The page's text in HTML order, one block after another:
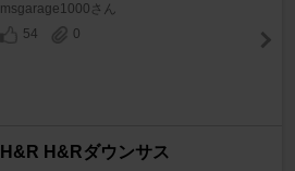
msgarage1000さん
54
0
H&R H&Rダウンサス